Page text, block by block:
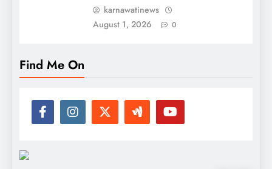
karnawatinews
August 1, 2026
0
Find Me On